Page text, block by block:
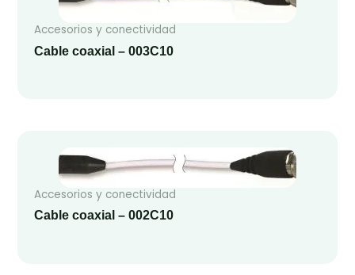
Accesorios y conectividad
Cable coaxial – 003C10
Accesorios y conectividad
Cable coaxial – 002C10